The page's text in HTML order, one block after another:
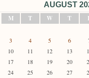
AUGUST
M
T W T
3
4 5 6
10
11 12 13
17
18 19 20
24
25 26 27